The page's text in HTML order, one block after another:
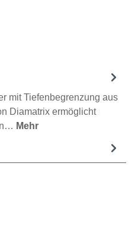
mit Tiefenbegrenzung aus
Diamatrix ermöglicht
Mehr